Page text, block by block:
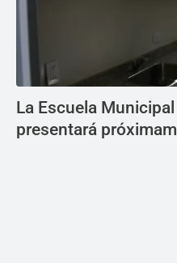
La Escuela
presentará